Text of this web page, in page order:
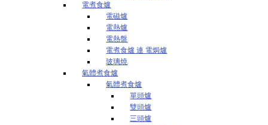
電煮食爐
電磁爐
電熱爐
電熱盤
電煮食爐 連 電焗爐
玻璃燒
氣體煮食爐
氣體煮食爐
單頭爐
雙頭爐
三頭爐